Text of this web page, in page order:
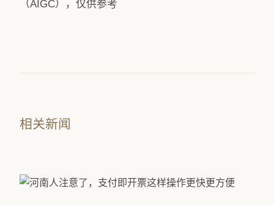
（AIGC），仅供参考
相关新闻